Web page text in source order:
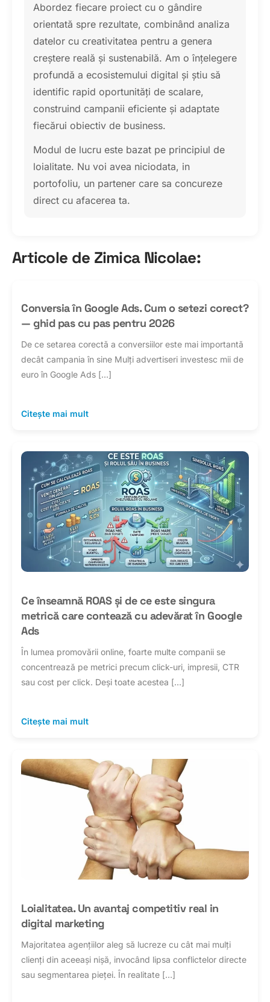
Abordez fiecare proiect cu o gândire
orientată spre rezultate, combinând analiza
datelor cu creativitatea pentru a genera
creștere reală și sustenabilă. Am o înțelegere
profundă a ecosistemului digital și știu să
identific rapid oportunități de scalare,
construind campanii eficiente și adaptate
fiecărui obiectiv de business.
Modul de lucru este bazat pe principiul de
loialitate. Nu voi avea niciodata, in
portofoliu, un partener care sa concureze
direct cu afacerea ta.
Articole de Zimica Nicolae:
Conversia în Google Ads. Cum o setezi corect?
— ghid pas cu pas pentru 2026
De ce setarea corectă a conversiilor este mai importantă
decât campania în sine Mulți advertiseri investesc mii de
euro în Google Ads […]
Citește mai mult
Ce înseamnă ROAS și de ce este singura
metrică care contează cu adevărat în Google
Ads
În lumea promovării online, foarte multe companii se
concentrează pe metrici precum click-uri, impresii, CTR
sau cost per click. Deși toate acestea […]
Citește mai mult
Loialitatea. Un avantaj competitiv real in
digital marketing
Majoritatea agențiilor aleg să lucreze cu cât mai mulți
clienți din aceeași nișă, invocând lipsa conflictelor directe
sau segmentarea pieței. În realitate […]